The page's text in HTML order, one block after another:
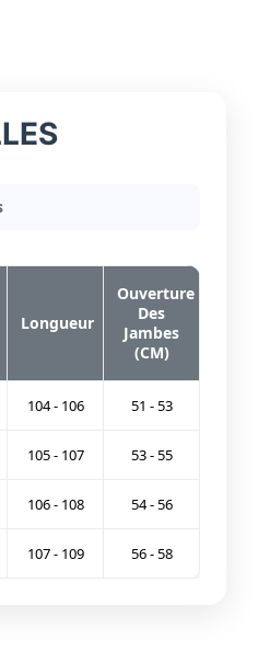
Longueur
Ouverture
Des
Jambes
(CM)
104 - 106 51 - 53
105 - 107 53 - 55
106 - 108 54 - 56
107 - 109 56 - 58